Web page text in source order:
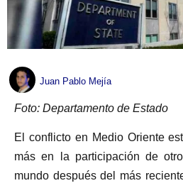
Juan Pablo Mejía
Foto: Departamento de Estado
El conflicto en Medio Oriente
más en la participación de
mundo después del más